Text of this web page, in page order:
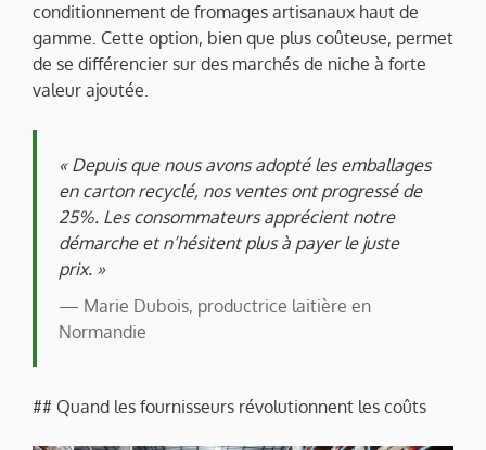
conditionnement de fromages artisanaux haut de
gamme. Cette option, bien que plus coûteuse, permet
de se différencier sur des marchés de niche à forte
valeur ajoutée.
« Depuis que nous avons adopté les emballages
en carton recyclé, nos ventes ont progressé de
25%. Les consommateurs apprécient notre
démarche et n’hésitent plus à payer le juste
prix. »
— Marie Dubois, productrice laitière en
Normandie
## Quand les fournisseurs révolutionnent les coûts